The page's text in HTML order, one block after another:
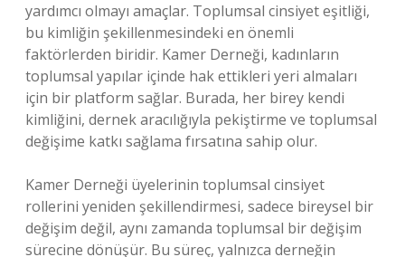
yardımcı olmayı amaçlar. Toplumsal cinsiyet eşitliği,
bu kimliğin şekillenmesindeki en önemli
faktörlerden biridir. Kamer Derneği, kadınların
toplumsal yapılar içinde hak ettikleri yeri almaları
için bir platform sağlar. Burada, her birey kendi
kimliğini, dernek aracılığıyla pekiştirme ve toplumsal
değişime katkı sağlama fırsatına sahip olur.
Kamer Derneği üyelerinin toplumsal cinsiyet
rollerini yeniden şekillendirmesi, sadece bireysel bir
değişim değil, aynı zamanda toplumsal bir değişim
sürecine dönüşür. Bu süreç, yalnızca derneğin